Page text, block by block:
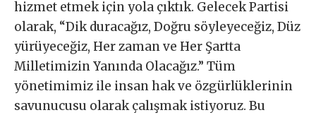
hizmet etmek için yola çıktık. Gelecek Partisi
olarak, “Dik duracağız, Doğru söyleyeceğiz, Düz
yürüyeceğiz, Her zaman ve Her Şartta
Milletimizin Yanında Olacağız.” Tüm
yönetimimiz ile insan hak ve özgürlüklerinin
savunucusu olarak çalışmak istiyoruz. Bu